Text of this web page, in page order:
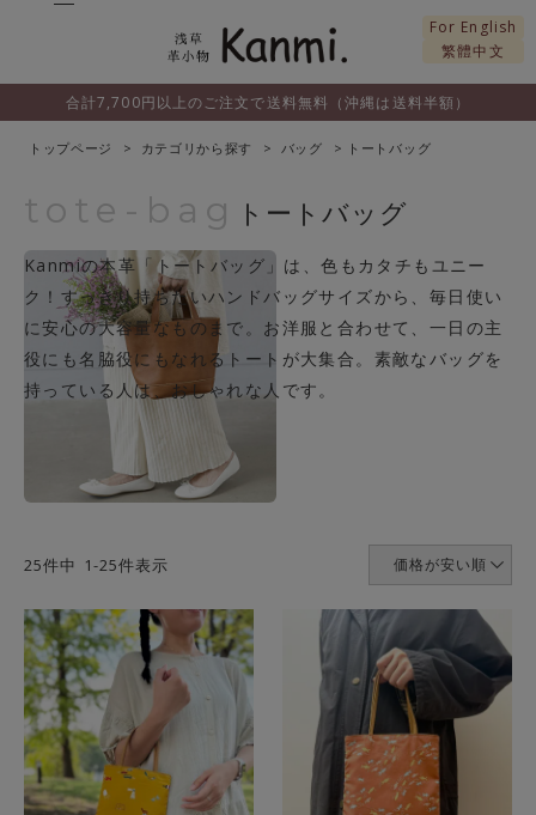
For English
繁體中文
合計7,700円以上のご注文で送料無料（沖縄は送料半額）
トップページ カテゴリから探す バッグ トートバッグ
tote-bag トートバッグ
Kanmiの本革「トートバッグ」は、色もカタチもユニー
ク！すっきり持ちたいハンドバッグサイズから、毎日使い
に安心の大容量なものまで。お洋服と合わせて、一日の主
役にも名脇役にもなれるトートが大集合。素敵なバッグを
持っている人は、おしゃれな人です。
価格が安い順
25件中 1-25件表示